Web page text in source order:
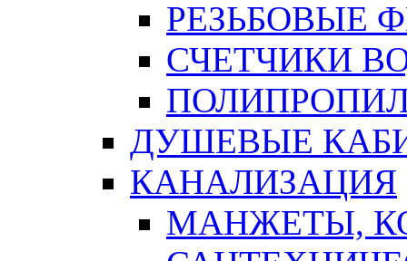
РЕЗЬБОВЫЕ
СЧЕТЧИКИ
ДУШЕВЫЕ
КАНАЛИЗАЦИЯ
МАНЖЕТЫ,